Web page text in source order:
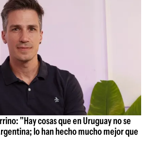
"Hay cosas que en Uruguay no se
lo han hecho mucho mejor que